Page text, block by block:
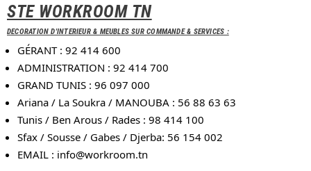
STE WORKROOM TN
DECORATION D'INTERIEUR & MEUBLES SUR COMMANDE & SERVICES :
GÉRANT : 92 414 600
ADMINISTRATION : 92 414 700
GRAND TUNIS : 96 097 000
Ariana / La Soukra / MANOUBA : 56 88 63 63
Tunis / Ben Arous / Rades : 98 414 100
Sfax / Sousse / Gabes / Djerba: 56 154 002
EMAIL : info@workroom.tn